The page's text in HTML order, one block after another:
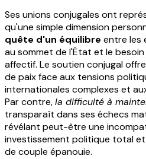
Ses unions conjugales ont
qu'une simple dimension
quête d'un équilibre entre les
au sommet de l'État et le
affectif. Le soutien conjugal
de paix face aux tensions
internationales complexes et
Par contre,la difficulté à
transparaît dans ses échecs
révélant peut-être une
investissement politique total
de couple épanouie.